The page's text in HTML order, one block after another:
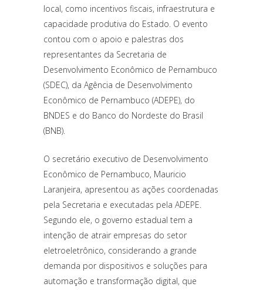
local, como incentivos fiscais, infraestrutura e
capacidade produtiva do Estado. O evento
contou com o apoio e palestras dos
representantes da Secretaria de
Desenvolvimento Econômico de Pernambuco
(SDEC), da Agência de Desenvolvimento
Econômico de Pernambuco (ADEPE), do
BNDES e do Banco do Nordeste do Brasil
(BNB).
O secretário executivo de Desenvolvimento
Econômico de Pernambuco, Mauricio
Laranjeira, apresentou as ações coordenadas
pela Secretaria e executadas pela ADEPE.
Segundo ele, o governo estadual tem a
intenção de atrair empresas do setor
eletroeletrônico, considerando a grande
demanda por dispositivos e soluções para
automação e transformação digital, que